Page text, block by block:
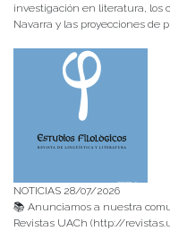
investigación en literatura, los
Navarra y las proyecciones de
NOTICIAS 28/07/2026
📚 Anunciamos a nuestra
Revistas UACh (http://